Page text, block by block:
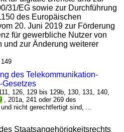
31/EG sowie zur Durchführung
des Europäischen
20. Juni 2019 zur Förderung
für gewerbliche Nutzer von
und zur Änderung weiterer
des Telekommunikation-
Gesetzes
126, 129 bis 129b, 130, 131, 140,
, 201a, 241 oder 269 des
nicht gerechtfertigt sind, ...
Staatsangehörigkeitsrechts